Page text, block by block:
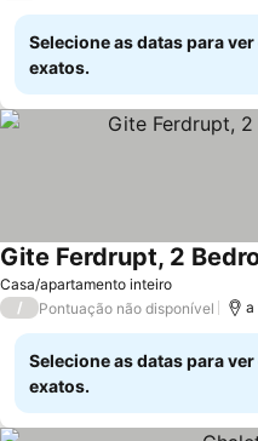
Selecione as datas para
exatos.
Casa/apartamento inteiro
Gite Ferdrupt, 2
/ Pontuação não disponível a
Selecione as datas para
exatos.